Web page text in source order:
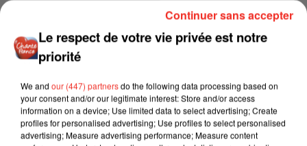
Le respect de votre vie privée est notre
priorité
We and our (447) partnersdo the following data processing based on
your consent and/or our legitimate interest: Store and/or access
information on a device; Use limited data to select advertising; Create
profiles for personalised advertising; Use profiles to select personalised
advertising; Measure advertising performance; Measure content
Continuer sans accepter